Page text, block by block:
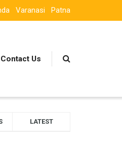
Varanasi Patna
Contact Us
LATEST